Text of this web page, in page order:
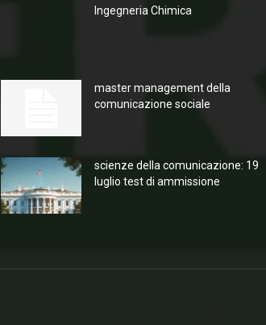
Ingegneria Chimica
master management della
comunicazione sociale
scienze della comunicazione: 19
luglio test di ammissione